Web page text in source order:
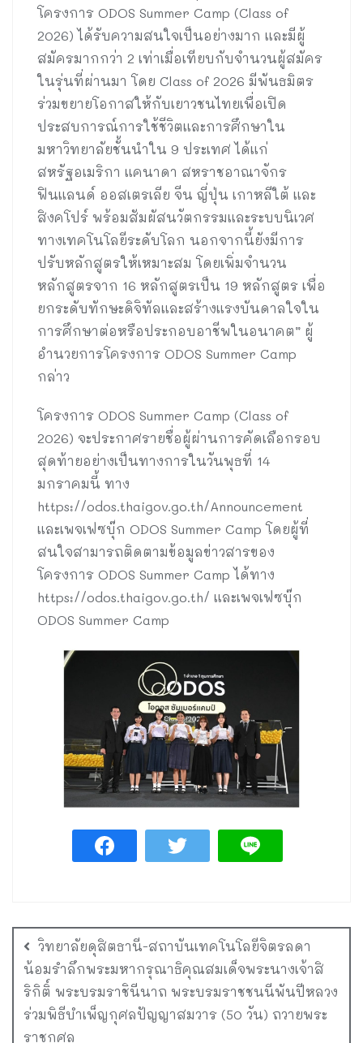
โครงการ ODOS Summer Camp (Class of
2026) ได้รับความสนใจเป็นอย่างมาก และมีผู้
สมัครมากกว่า 2 เท่าเมื่อเทียบกับจำนวนผู้สมัคร
ในรุ่นที่ผ่านมา โดย Class of 2026 มีพันธมิตร
ร่วมขยายโอกาสให้กับเยาวชนไทยเพื่อเปิด
ประสบการณ์การใช้ชีวิตและการศึกษาใน
มหาวิทยาลัยชั้นนำใน 9 ประเทศ ได้แก่
สหรัฐอเมริกา แคนาดา สหราชอาณาจักร
ฟินแลนด์ ออสเตรเลีย จีน ญี่ปุ่น เกาหลีใต้ และ
สิงคโปร์ พร้อมสัมผัสนวัตกรรมและระบบนิเวศ
ทางเทคโนโลยีระดับโลก นอกจากนี้ยังมีการ
ปรับหลักสูตรให้เหมาะสม โดยเพิ่มจำนวน
หลักสูตรจาก 16 หลักสูตรเป็น 19 หลักสูตร เพื่อ
ยกระดับทักษะดิจิทัลและสร้างแรงบันดาลใจใน
การศึกษาต่อหรือประกอบอาชีพในอนาคต” ผู้
อำนวยการโครงการ ODOS Summer Camp
กล่าว
โครงการ ODOS Summer Camp (Class of
2026) จะประกาศรายชื่อผู้ผ่านการคัดเลือกรอบ
สุดท้ายอย่างเป็นทางการในวันพุธที่ 14
มกราคมนี้ ทาง
https://odos.thaigov.go.th/Announcement
และเพจเฟซบุ๊ก ODOS Summer Camp โดยผู้ที่
สนใจสามารถติดตามข้อมูลข่าวสารของ
โครงการ ODOS Summer Camp ได้ทาง
https://odos.thaigov.go.th/ และเพจเฟซบุ๊ก
ODOS Summer Camp
วิทยาลัยดุสิตธานี-สถาบันเทคโนโลยีจิตรลดา
น้อมรำลึกพระมหากรุณาธิคุณสมเด็จพระนางเจ้าสิ
ริกิติ์ พระบรมราชินีนาถ พระบรมราชชนนีพันปีหลวง
ร่วมพิธีบำเพ็ญกุศลปัญญาสมวาร (50 วัน) ถวายพระ
ราชกุศล